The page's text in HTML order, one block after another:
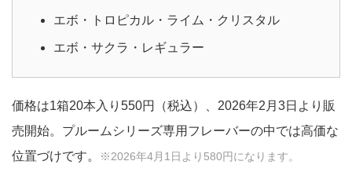
エボ・トロピカル・ライム・クリスタル
エボ・サクラ・レギュラー
価格は1箱20本入り550円（税込）、2026年2月3日より販
売開始。プルームシリーズ専用フレーバーの中では高価な
位置づけです。
※2026年4月1日より580円になります。